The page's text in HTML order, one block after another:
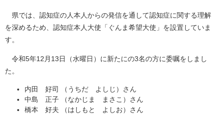
県では、認知症の人本人からの発信を通して認知症に関する理解
を深めるため、認知症本人大使「ぐんま希望大使」を設置していま
す。
令和5年12月13日（水曜日）に新たにの3名の方に委嘱をしまし
た。
内田 好司 （うちだ よしじ）さん
中島 正子 （なかじま まさこ）さん
橋本 好夫 （はしもと よしお）さん